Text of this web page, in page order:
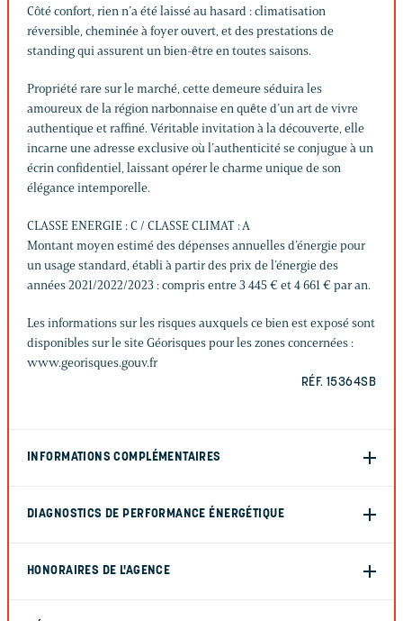
Côté confort, rien n’a été laissé au hasard : climatisation
réversible, cheminée à foyer ouvert, et des prestations de
standing qui assurent un bien-être en toutes saisons.
Propriété rare sur le marché, cette demeure séduira les
amoureux de la région narbonnaise en quête d’un art de vivre
authentique et raffiné. Véritable invitation à la découverte, elle
incarne une adresse exclusive où l’authenticité se conjugue à un
écrin confidentiel, laissant opérer le charme unique de son
élégance intemporelle.
CLASSE ENERGIE : C / CLASSE CLIMAT : A
Montant moyen estimé des dépenses annuelles d’énergie pour
un usage standard, établi à partir des prix de l’énergie des
années 2021/2022/2023 : compris entre 3 445 € et 4 661 € par an.
Les informations sur les risques auxquels ce bien est exposé sont
disponibles sur le site Géorisques pour les zones concernées :
www.georisques.gouv.fr
RÉF. 15364SB
INFORMATIONS COMPLÉMENTAIRES
DIAGNOSTICS DE PERFORMANCE ÉNERGÉTIQUE
HONORAIRES DE L'AGENCE